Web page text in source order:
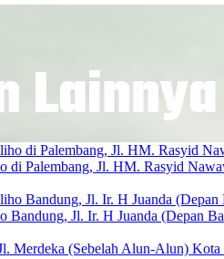
Lainnya
Palembang, Jl. HM. Rasyid
Bandung, Jl. Ir. H Juanda (Depan